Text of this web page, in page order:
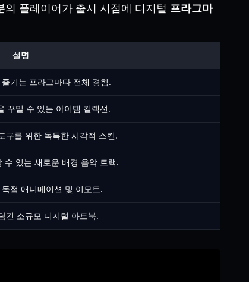
플레이어가 출시 시점에 디지털 프라그마
설명
기는 프라그마타 전체 경험.
꾸밀 수 있는 아이템 컬렉션.
구를 위한 독특한 시각적 스킨.
수 있는 새로운 배경 음악 트랙.
점 애니메이션 및 이모트.
긴 소규모 디지털 아트북.